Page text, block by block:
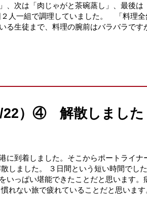
、次は「肉じゃがと茶碗蒸し」、最後は
人一組で調理していました。 「料理全
る生徒まで、料理の腕前はバラバラです
22）④ 解散しました
到着しました。そこからポートライナ
しました。 ３日間という短い時間でし
いっぱい堪能できたことだと思います。
れない旅で疲れていることだと思いま